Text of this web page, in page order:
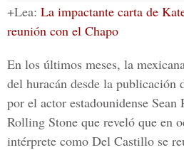
+Lea: La impactante carta de
reunión con el Chapo
En los últimos meses, la
del huracán desde la publicación
por el actor estadounidense Sean
Rolling Stone que reveló que en
intérprete como Del Castillo se